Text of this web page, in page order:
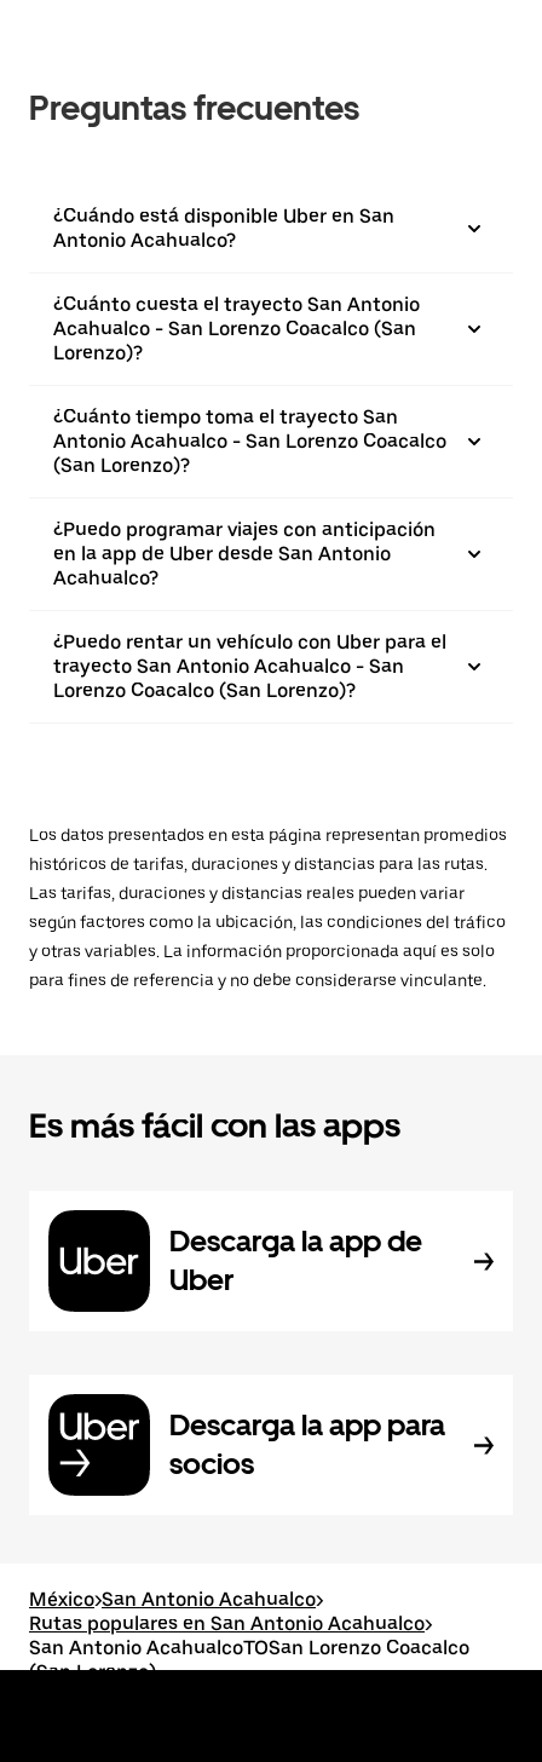
Preguntas frecuentes
¿Cuándo está disponible Uber en San
Antonio Acahualco?
¿Cuánto cuesta el trayecto San Antonio
Acahualco - San Lorenzo Coacalco (San
Lorenzo)?
¿Cuánto tiempo toma el trayecto San
Antonio Acahualco - San Lorenzo Coacalco
(San Lorenzo)?
¿Puedo programar viajes con anticipación
en la app de Uber desde San Antonio
Acahualco?
¿Puedo rentar un vehículo con Uber para el
trayecto San Antonio Acahualco - San
Lorenzo Coacalco (San Lorenzo)?
Los datos presentados en esta página representan promedios
históricos de tarifas, duraciones y distancias para las rutas.
Las tarifas, duraciones y distancias reales pueden variar
según factores como la ubicación, las condiciones del tráfico
y otras variables. La información proporcionada aquí es solo
para fines de referencia y no debe considerarse vinculante.
Es más fácil con las apps
Descarga la app de
Uber
Descarga la app para
socios
México>San Antonio Acahualco>
Rutas populares en San Antonio Acahualco>
San Antonio AcahualcoTOSan Lorenzo Coacalco
(San Lorenzo)